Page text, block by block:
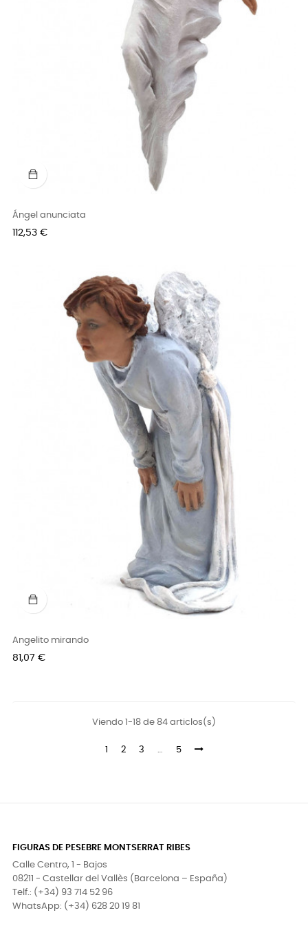
Ángel anunciata
Precio
112,53 €
Angelito mirando
Precio
81,07 €
Viendo 1-18 de 84 articlos(s)
1 2 3 … 5
FIGURAS DE PESEBRE MONTSERRAT RIBES
Calle Centro, 1 - Bajos
08211 - Castellar del Vallès (Barcelona – España)
Telf.: (+34) 93 714 52 96
WhatsApp: (+34) 628 20 19 81